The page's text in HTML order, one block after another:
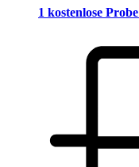
1 kostenlose Probe